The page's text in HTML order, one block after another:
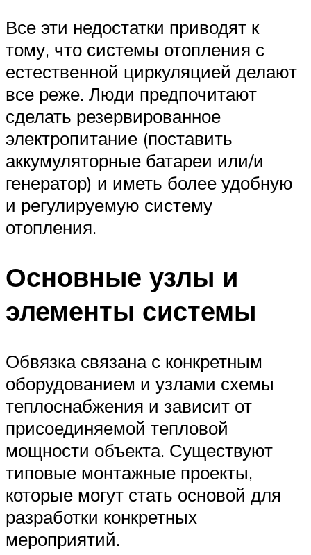
Все эти недостатки приводят к
тому, что системы отопления с
естественной циркуляцией делают
все реже. Люди предпочитают
сделать резервированное
электропитание (поставить
аккумуляторные батареи или/и
генератор) и иметь более удобную
и регулируемую систему
отопления.
Основные узлы и
элементы системы
Обвязка связана с конкретным
оборудованием и узлами схемы
теплоснабжения и зависит от
присоединяемой тепловой
мощности объекта. Существуют
типовые монтажные проекты,
которые могут стать основой для
разработки конкретных
мероприятий.